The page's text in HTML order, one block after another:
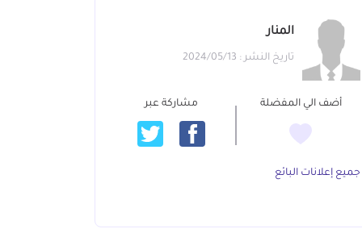
المنار
تاريخ النشر : 2024/05/13
أضف الي المفضلة مشاركة عبر
جميع إعلانات البائع